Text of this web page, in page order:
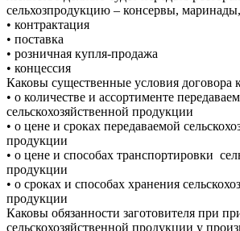
сельхозпродукцию – консервы,
• контрактация
• поставка
• розничная купля-продажа
• концессия
Каковы существенные условия договора
• о количестве и ассортименте
сельскохозяйственной продукции
• о цене и сроках передаваемой
продукции
• о цене и способах транспортировки
продукции
• о сроках и способах хранения
продукции
Каковы обязанности заготовителя при
сельскохозяйственной продукции у